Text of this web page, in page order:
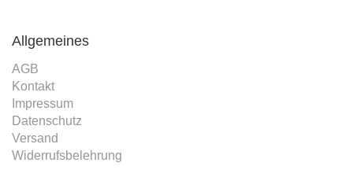
Allgemeines
AGB
Kontakt
Impressum
Datenschutz
Versand
Widerrufsbelehrung